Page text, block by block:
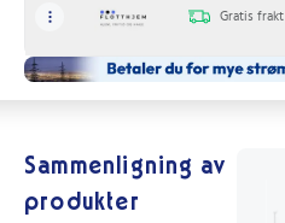
Gratis frakt
Sammenligning av
produkter